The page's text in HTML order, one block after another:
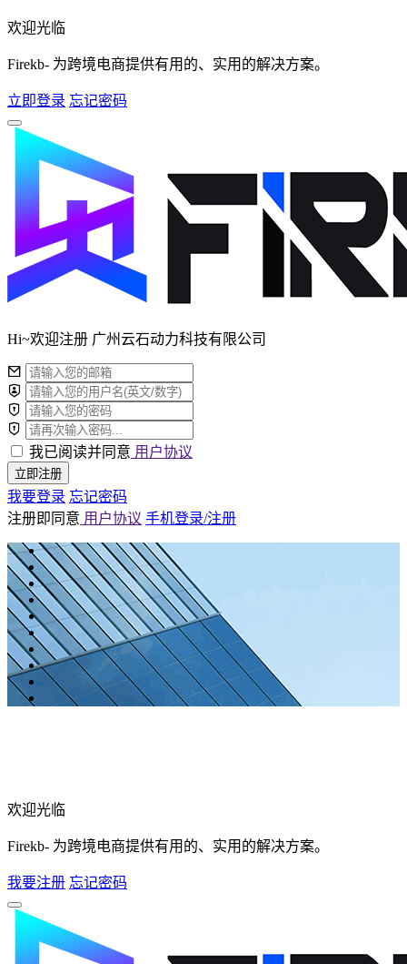
欢迎光临
Firekb- 为跨境电商提供有用的、实用的解决方案。
立即登录 忘记密码
Hi~欢迎注册 广州云石动力科技有限公司
我已阅读并同意 用户协议
立即注册
我要登录 忘记密码
注册即同意 用户协议 手机登录/注册
欢迎光临
Firekb- 为跨境电商提供有用的、实用的解决方案。
我要注册 忘记密码